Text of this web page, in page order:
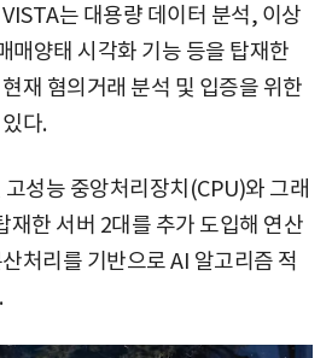
는 대용량 데이터 분석, 이상
매양태 시각화 기능 등을 탑재한
재 혐의거래 분석 및 입증을 위한
다.
성능 중앙처리장치(CPU)와 그래
재한 서버 2대를 추가 도입해 연산
처리를 기반으로 AI 알고리즘 적